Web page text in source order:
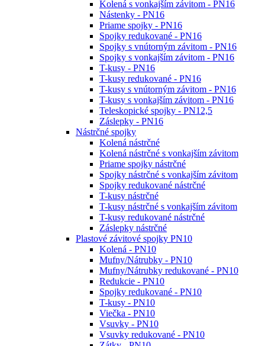
Kolená s vonkajším závitom - PN16
Nástenky - PN16
Priame spojky - PN16
Spojky redukované - PN16
Spojky s vnútorným závitom - PN16
Spojky s vonkajším závitom - PN16
T-kusy - PN16
T-kusy redukované - PN16
T-kusy s vnútorným závitom - PN16
T-kusy s vonkajším závitom - PN16
Teleskopické spojky - PN12,5
Záslepky - PN16
Nástrčné spojky
Kolená nástrčné
Kolená nástrčné s vonkajším závitom
Priame spojky nástrčné
Spojky nástrčné s vonkajším závitom
Spojky redukované nástrčné
T-kusy nástrčné
T-kusy nástrčné s vonkajším závitom
T-kusy redukované nástrčné
Záslepky nástrčné
Plastové závitové spojky PN10
Kolená - PN10
Mufny/Nátrubky - PN10
Mufny/Nátrubky redukované - PN10
Redukcie - PN10
Spojky redukované - PN10
T-kusy - PN10
Viečka - PN10
Vsuvky - PN10
Vsuvky redukované - PN10